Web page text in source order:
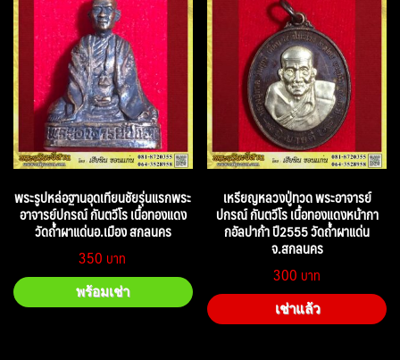
พระรูปหล่อฐานอุดเทียนชัยรุ่นแรกพระ
อาจารย์ปกรณ์ กันตวีโร เนื้อทองแดง
วัดถ้ำผาแด่นอ.เมือง สกลนคร
350
พร้อมเช่า
เหรียญหลวงปู่ทวด พระอาจารย์
ปกรณ์ กันตวีโร เนื้อทองแดงหน้ากา
กอัลปาก้า ปี2555 วัดถ้ำผาแด่น
จ.สกลนคร
300
เช่าแล้ว